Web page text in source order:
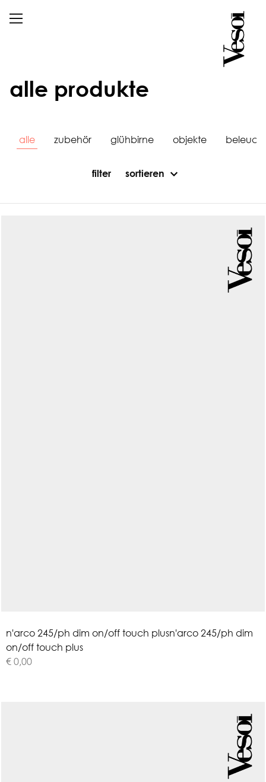
alle produkte
alle zubehör glühbirne objekte
filter sortieren
n'arco 245/ph dim on/off touch plusn'arco 245/ph dim
on/off touch plus
€ 0,00